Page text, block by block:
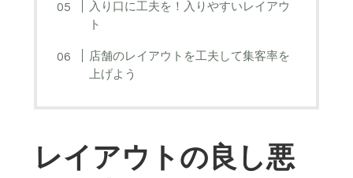
入り口に工夫を！入りやすいレイアウ
ト
店舗のレイアウトを工夫して集客率を
上げよう
レイアウトの良し悪